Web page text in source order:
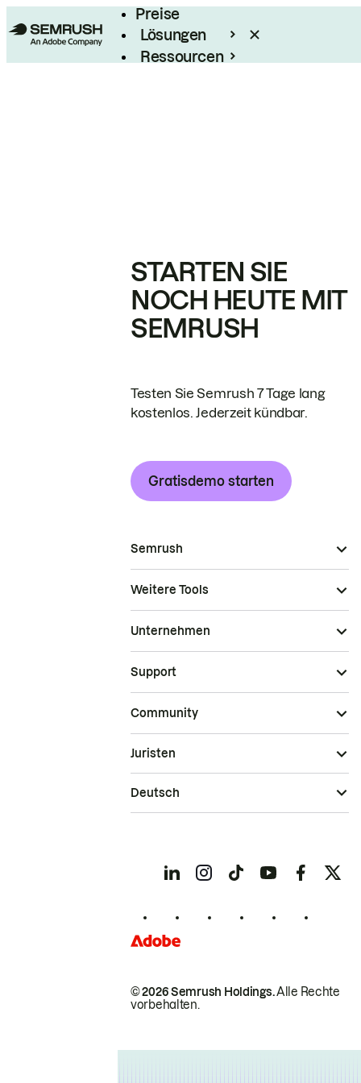
Preise
Lösungen
Ressourcen
STARTEN SIE
NOCH HEUTE MIT
SEMRUSH
Testen Sie Semrush 7 Tage lang
kostenlos. Jederzeit kündbar.
Gratisdemo starten
Semrush
Weitere Tools
Unternehmen
Support
Community
© 2026 Semrush Holdings.Alle Rechte
vorbehalten.
Juristen
Deutsch